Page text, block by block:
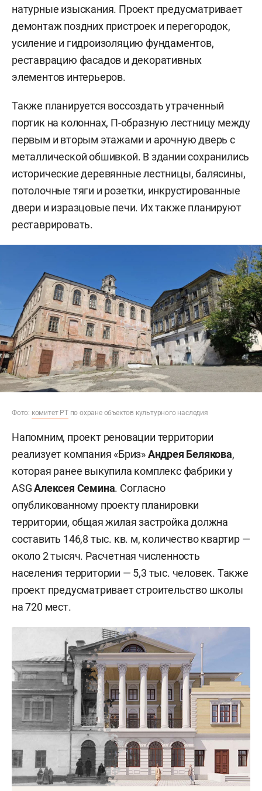
натурные изыскания. Проект предусматривает
демонтаж поздних пристроек и перегородок,
усиление и гидроизоляцию фундаментов,
реставрацию фасадов и декоративных
элементов интерьеров.
Также планируется воссоздать утраченный
портик на колоннах, П-образную лестницу между
первым и вторым этажами и арочную дверь с
металлической обшивкой. В здании сохранились
исторические деревянные лестницы, балясины,
потолочные тяги и розетки, инкрустированные
двери и изразцовые печи. Их также планируют
реставрировать.
Фото: комитет РТпо охране объектов культурного наследия
Напомним, проект реновации территории
реализует компания «Бриз»Андрея Белякова,
которая ранее выкупила комплекс фабрики у
ASGАлексея Семина. Согласно
опубликованному проекту планировки
территории, общая жилая застройка должна
составить 146,8 тыс. кв. м, количество квартир —
около 2 тысяч. Расчетная численность
населения территории — 5,3 тыс. человек. Также
проект предусматривает строительство школы
на 720 мест.